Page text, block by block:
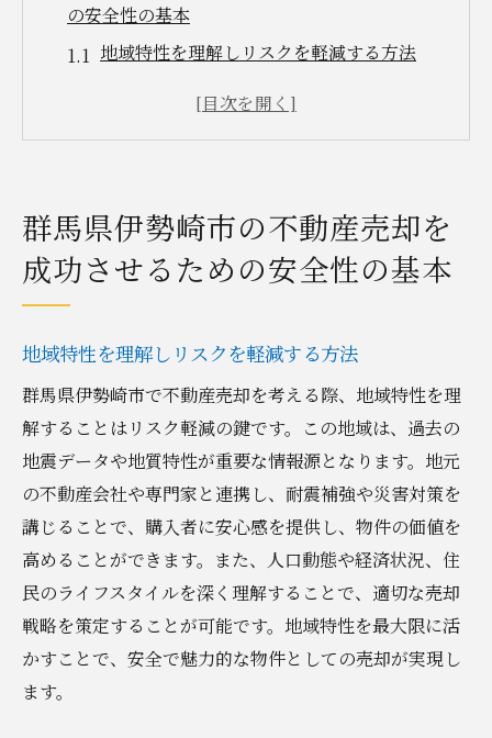
の安全性の基本
地域特性を理解しリスクを軽減する方法
法的確認を怠らない重要性
コミュニケーションの重要性
地元市場の理解がもたらす不動産売却の安全性
向上
伊勢崎市の市場動向を掴む
需要と供給のバランスを見極める
地域特有の法律や規制を知る
競合物件の分析方法
市場価格の変動要因を理解する
地元の専門家から得られる知見
信頼できる専門家との連携で不動産売却のリス
クを最小限に
優れた不動産エージェントの選び方
群馬県伊勢崎市の不動産売却を
成功させるための安全性の基本
地域特性を理解しリスクを軽減する方法
群馬県伊勢崎市で不動産売却を考える際、地域特性を理
解することはリスク軽減の鍵です。この地域は、過去の
地震データや地質特性が重要な情報源となります。地元
の不動産会社や専門家と連携し、耐震補強や災害対策を
講じることで、購入者に安心感を提供し、物件の価値を
高めることができます。また、人口動態や経済状況、住
民のライフスタイルを深く理解することで、適切な売却
戦略を策定することが可能です。地域特性を最大限に活
かすことで、安全で魅力的な物件としての売却が実現し
ます。